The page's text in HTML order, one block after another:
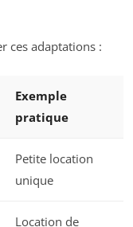
ces adaptations :
Exemple
pratique
Petite location
unique
Location de